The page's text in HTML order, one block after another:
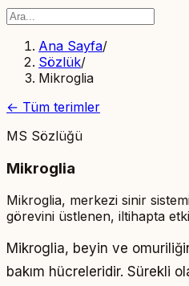
Ana Sayfa/
Sözlük/
Mikroglia
← Tüm terimler
MS Sözlüğü
Mikroglia
Mikroglia, merkezi sinir
görevini üstlenen, iltihapta
Mikroglia, beyin ve
bakım hücreleridir. Sürekli